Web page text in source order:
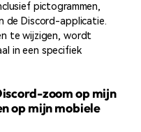
pictogrammen,
de Discord-applicatie.
te wijzigen, wordt
in een specifiek
zoom op mijn
op mijn mobiele